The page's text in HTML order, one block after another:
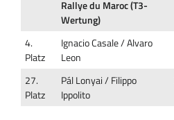
Rallye du Maroc (T3-
Wertung)
4.
Platz
Ignacio Casale / Alvaro
Leon
27.
Platz
Pál Lonyai / Filippo
Ippolito